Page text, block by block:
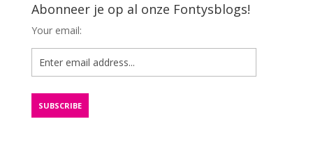
Abonneer je op al onze Fontysblogs!
Your email: